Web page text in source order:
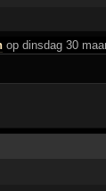
op dinsdag 30